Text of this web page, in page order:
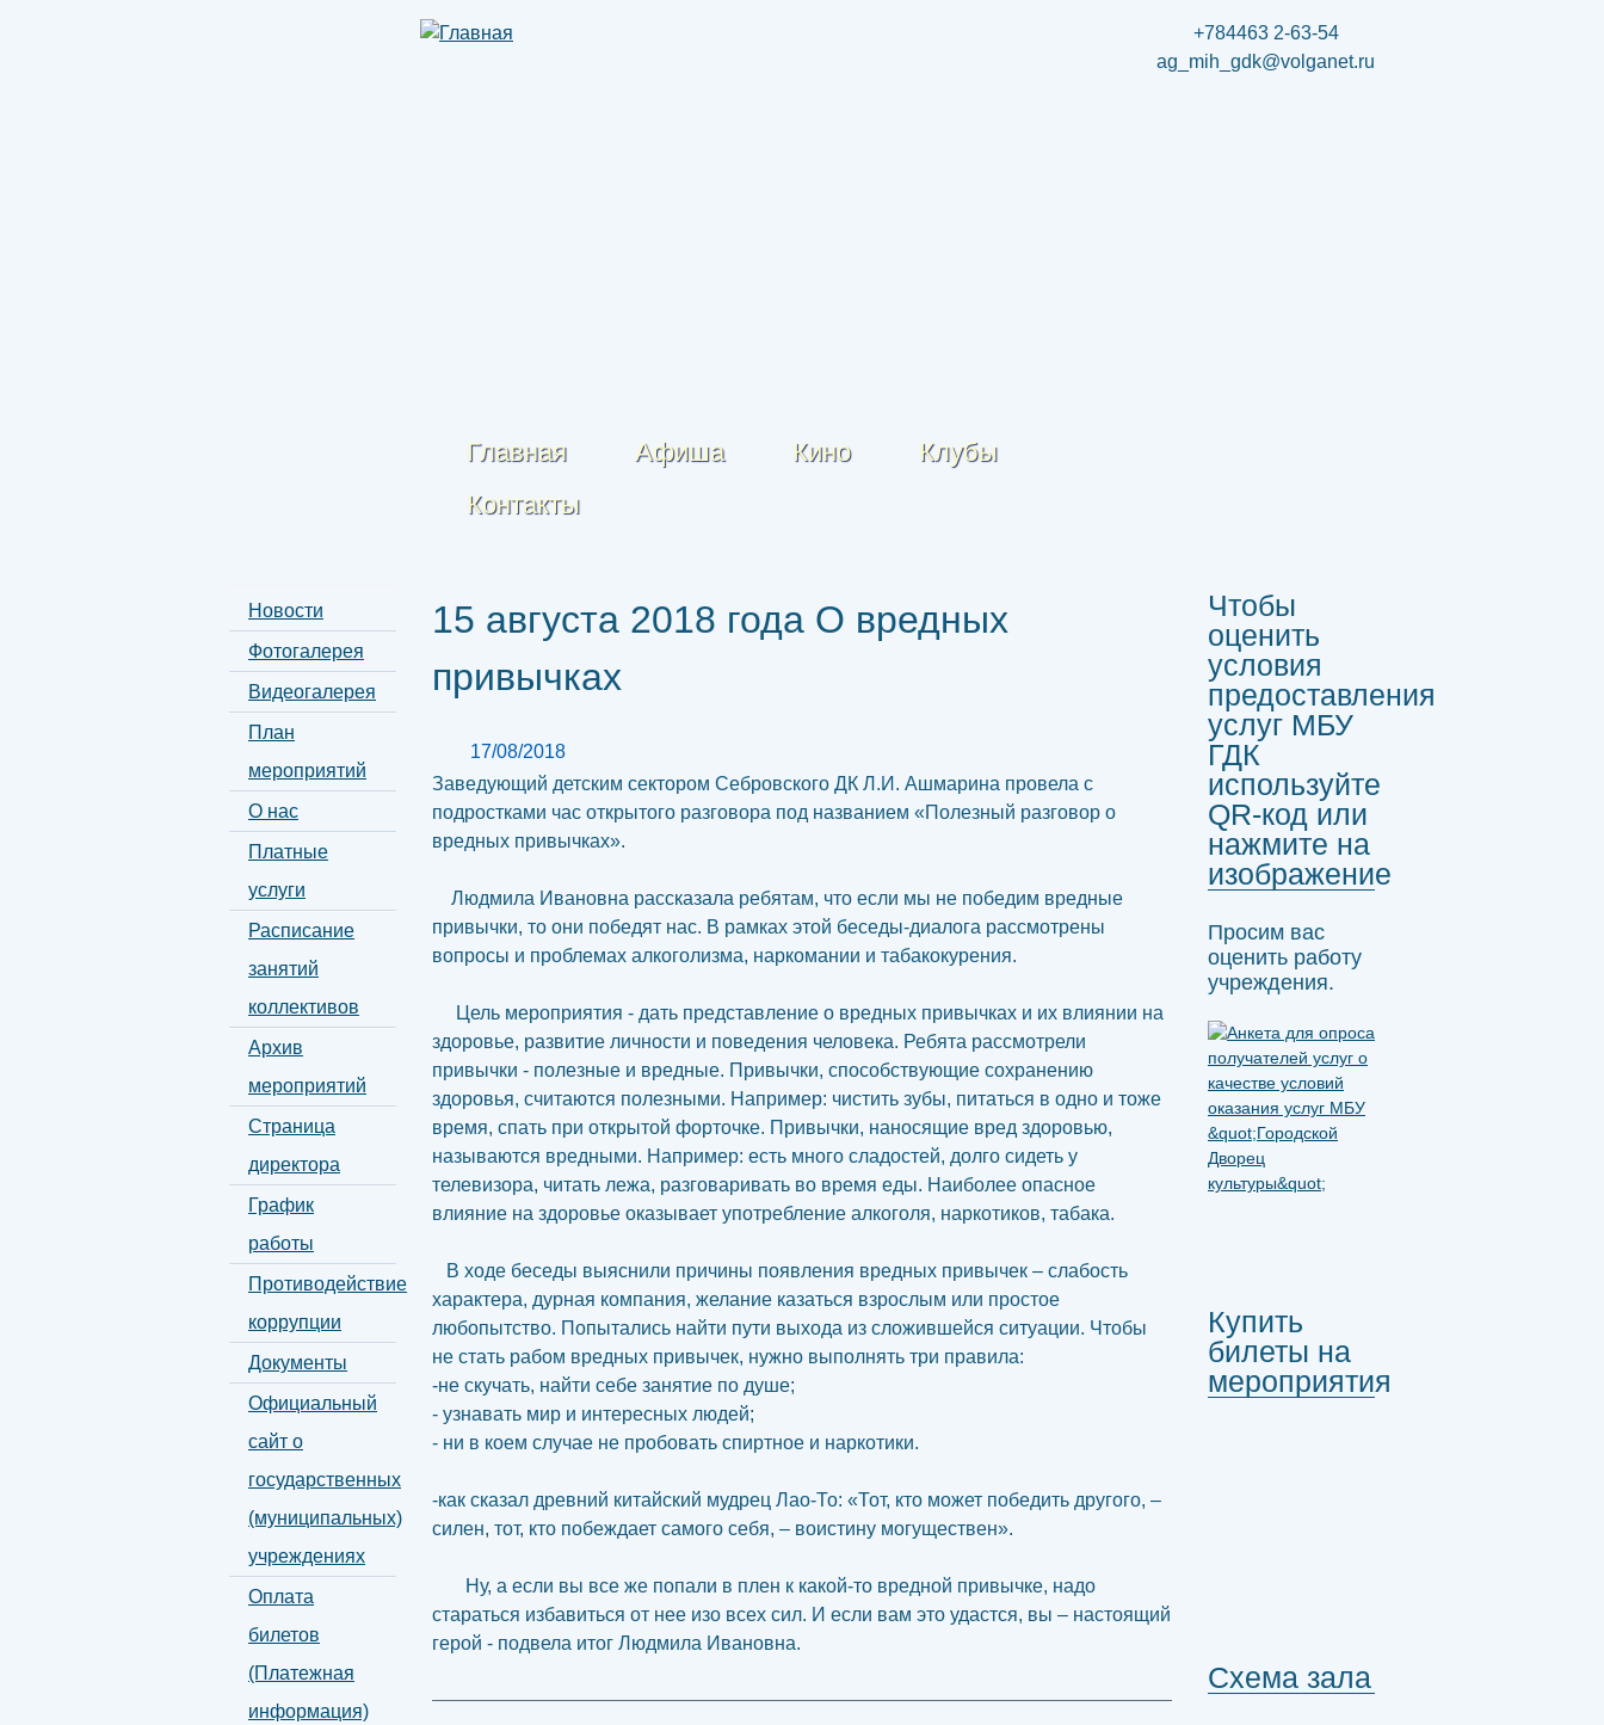
+784463 2-63-54
ag_mih_gdk@volganet.ru
Главная Афиша Кино
Клубы
Контакты
Новости
Фотогалерея
Видеогалерея
План
мероприятий
О нас
Платные
услуги
Расписание
занятий
коллективов
Архив
мероприятий
Страница
директора
График
работы
Противодействие
коррупции
Документы
Официальный
сайт о
государственных
(муниципальных)
учреждениях
Оплата
билетов
(Платежная
информация)
15 августа 2018 года О вредных
привычках
17/08/2018
Заведующий детским сектором Себровского ДК Л.И. Ашмарина провела с
подростками час открытого разговора под названием «Полезный разговор о
вредных привычках».
Людмила Ивановна рассказала ребятам, что если мы не победим вредные
привычки, то они победят нас. В рамках этой беседы-диалога рассмотрены
вопросы и проблемах алкоголизма, наркомании и табакокурения.
Цель мероприятия - дать представление о вредных привычках и их влиянии на
здоровье, развитие личности и поведения человека. Ребята рассмотрели
привычки - полезные и вредные. Привычки, способствующие сохранению
здоровья, считаются полезными. Например: чистить зубы, питаться в одно и тоже
время, спать при открытой форточке. Привычки, наносящие вред здоровью,
называются вредными. Например: есть много сладостей, долго сидеть у
телевизора, читать лежа, разговаривать во время еды. Наиболее опасное
влияние на здоровье оказывает употребление алкоголя, наркотиков, табака.
В ходе беседы выяснили причины появления вредных привычек – слабость
характера, дурная компания, желание казаться взрослым или простое
любопытство. Попытались найти пути выхода из сложившейся ситуации. Чтобы
не стать рабом вредных привычек, нужно выполнять три правила:
-не скучать, найти себе занятие по душе;
- узнавать мир и интересных людей;
- ни в коем случае не пробовать спиртное и наркотики.
-как сказал древний китайский мудрец Лао-То: «Тот, кто может победить другого, –
силен, тот, кто побеждает самого себя, – воистину могуществен».
Ну, а если вы все же попали в плен к какой-то вредной привычке, надо
стараться избавиться от нее изо всех сил. И если вам это удастся, вы – настоящий
герой - подвела итог Людмила Ивановна.
Чтобы
оценить
условия
предоставления
услуг МБУ
ГДК
используйте
QR-код или
нажмите на
изображение
Просим вас
оценить работу
учреждения.
Купить
билеты на
мероприятия
Схема зала